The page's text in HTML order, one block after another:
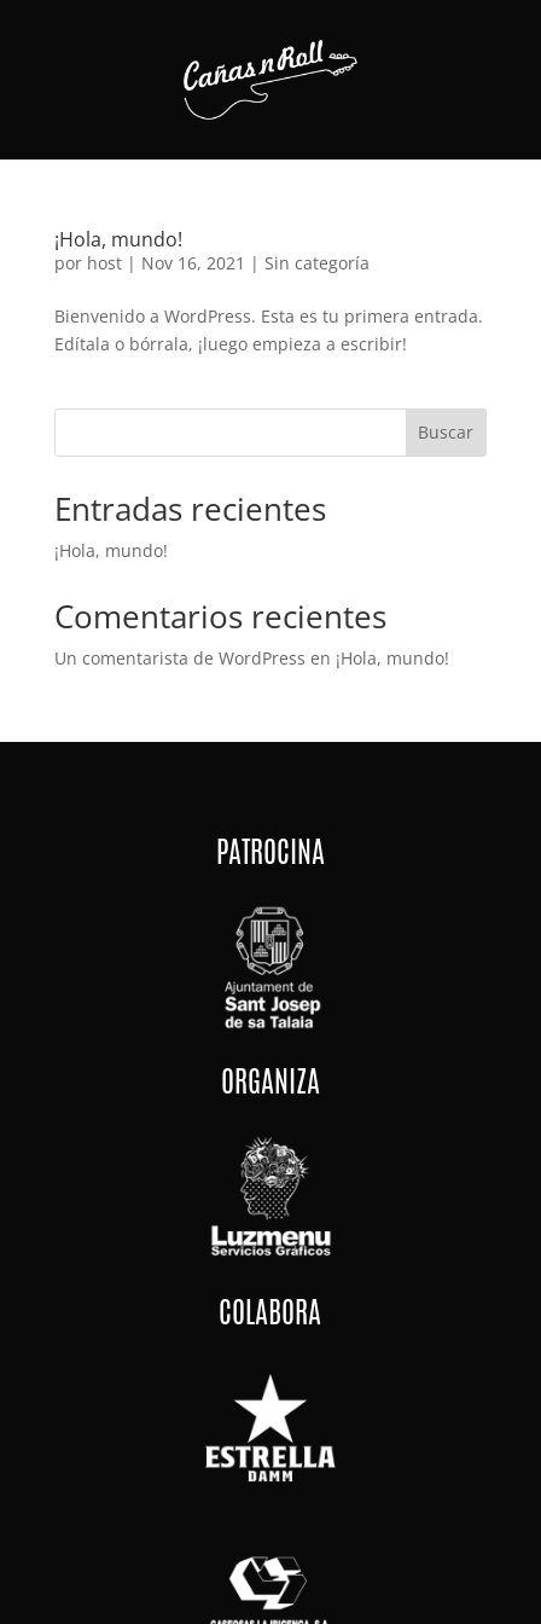
¡Hola, mundo!
por host| Nov 16, 2021 | Sin categoría
Bienvenido a WordPress. Esta es tu primera entrada.
Edítala o bórrala, ¡luego empieza a escribir!
Buscar
Entradas recientes
¡Hola, mundo!
Comentarios recientes
Un comentarista de WordPress en ¡Hola, mundo!
PATROCINA
ORGANIZA
COLABORA